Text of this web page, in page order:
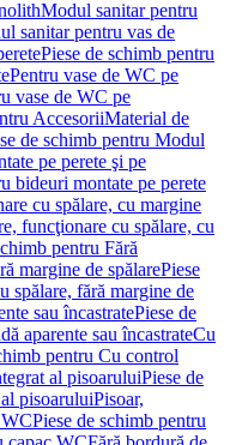
Modul sanitar pentru
sanitar pentru vas de
Piese de schimb pentru
Pentru vase de WC pe
vase de WC pe
AccesoriiMaterial de
de schimb pentru Modul
pe perete şi pe
bideuri montate pe perete
cu spălare, cu margine
funcţionare cu spălare, cu
pentru Fără
margine de spălarePiese
spălare, fără margine de
sau încastratePiese de
aparente sau încastrateCu
pentru Cu control
al pisoaruluiPiese de
pisoaruluiPisoar,
Piese de schimb pentru